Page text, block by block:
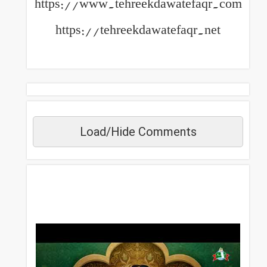
https://www.tehreekdawatefaqr.com
https://tehreekdawatefaqr.net
Load/Hide Comments